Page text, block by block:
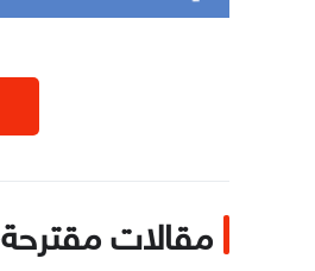
مقالات مقترحة